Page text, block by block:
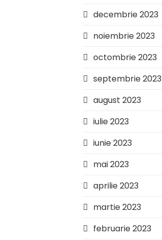
decembrie 2023
noiembrie 2023
octombrie 2023
septembrie 2023
august 2023
iulie 2023
iunie 2023
mai 2023
aprilie 2023
martie 2023
februarie 2023